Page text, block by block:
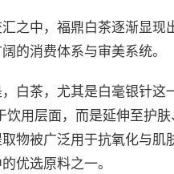
之中，福鼎白茶逐渐显
的消费体系与审美系统。
白茶，尤其是白毫银针这
饮用层面，而是延伸至护
物被广泛用于抗氧化与
优选原料之一。